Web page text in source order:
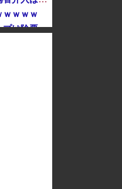
ｗｗｗｗ
企業の採用試験でタイムキーパーを志願した人が盛大にミス、グループは険悪になりタイムアップとなったが……